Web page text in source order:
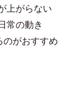
上がらない
常の動き
のがおすすめ